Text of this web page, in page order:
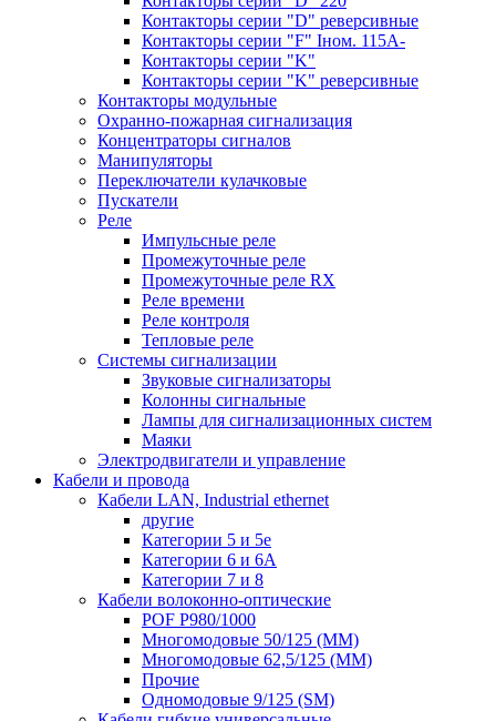
Контакторы серии "D" реверсивные
Контакторы серии "F" Iном. 115А-
Контакторы серии "K"
Контакторы серии "K" реверсивные
Контакторы модульные
Охранно-пожарная сигнализация
Концентраторы сигналов
Манипуляторы
Переключатели кулачковые
Пускатели
Реле
Импульсные реле
Промежуточные реле
Промежуточные реле RX
Реле времени
Реле контроля
Тепловые реле
Системы сигнализации
Звуковые сигнализаторы
Колонны сигнальные
Лампы для сигнализационных систем
Маяки
Электродвигатели и управление
Кабели и провода
Кабели LAN, Industrial ethernet
другие
Категории 5 и 5е
Категории 6 и 6A
Категории 7 и 8
Кабели волоконно-оптические
POF P980/1000
Многомодовые 50/125 (ММ)
Многомодовые 62,5/125 (ММ)
Прочие
Одномодовые 9/125 (SM)